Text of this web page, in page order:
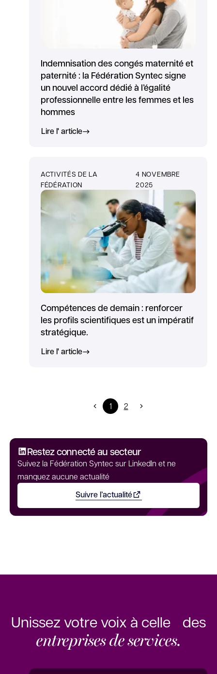
Indemnisation des congés maternité et
paternité : la Fédération Syntec signe
un nouvel accord dédié à l’égalité
professionnelle entre les femmes et les
hommes
Lire l' article
ACTIVITÉS DE LA
FÉDÉRATION
4 NOVEMBRE
2025
Compétences de demain : renforcer
les profils scientifiques est un impératif
stratégique.
Lire l' article
1 2
Restez connecté au secteur
Suivez la Fédération Syntec sur LinkedIn et ne
manquez aucune actualité
Suivre l’actualitéOuvrir dans un nouvel onglet
Unissez votre voix à celle des
entreprises de services.